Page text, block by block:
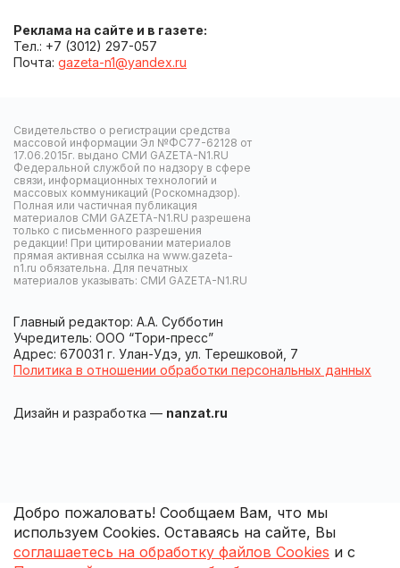
Реклама на сайте и в газете:
Тел.: +7 (3012) 297-057
Почта: gazeta-n1@yandex.ru
Свидетельство о регистрации средства
массовой информации Эл №ФС77-62128 от
17.06.2015г. выдано СМИ GAZETA-N1.RU
Федеральной службой по надзору в сфере
связи, информационных технологий и
массовых коммуникаций (Роскомнадзор).
Полная или частичная публикация
материалов СМИ GAZETA-N1.RU разрешена
только с письменного разрешения
редакции! При цитировании материалов
прямая активная ссылка на www.gazeta-
n1.ru обязательна. Для печатных
материалов указывать: СМИ GAZETA-N1.RU
Главный редактор: А.А. Субботин
Учредитель: ООО “Тори-пресс”
Адрес: 670031 г. Улан-Удэ, ул. Терешковой, 7
Политика в отношении обработки персональных данных
Дизайн и разработка — nanzat.ru
Добро пожаловать! Сообщаем Вам, что мы
используем Cookies. Оставаясь на сайте, Вы
соглашаетесь на обработку файлов Cookies и с